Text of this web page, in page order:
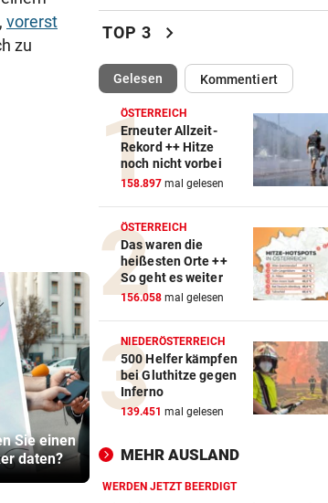
vorerst
zu
Sie einen
daten?
Wirtshaussterben:
schlittert in Pleite
Thailand: Teenager richtete
Blutbad in Schule an
DAS SAGEN DIE LESER
Stocker-Sager:
sondergleichen!“
„IST NICHT SICHER“ vor
Kinderverbot in Studio: Viel
für Betreiberin
ERHÖHTE WERTE: vor
Der nächste Badesee muss
geschlossen werden
SCHWIMM-EM IN PARIS
Halbfinal-Aus für Luca Karl
K.o.-Sprintbewerb
„KANN DAS JEMAND ...“ vor
Braathen ausflippen
TOP 3 chevron_right
Gelesen(ausgewählt)Kommentiert
ÖSTERREICH
Erneuter Allzeit-
Rekord ++ Hitze
noch nicht vorbei
158.897 mal gelesen
ÖSTERREICH
Das waren die
heißesten Orte ++
So geht es weiter
156.058 mal gelesen
NIEDERÖSTERREICH
500 Helfer kämpfen
bei Gluthitze gegen
Inferno
139.451 mal gelesen
MEHR AUSLAND
WERDEN JETZT BEERDIGT